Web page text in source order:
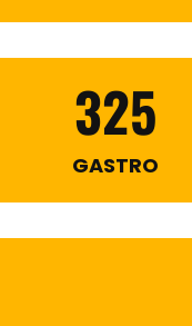
325
GASTRO